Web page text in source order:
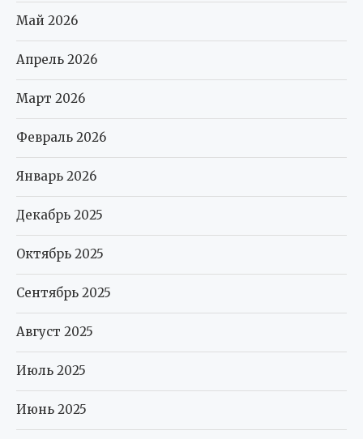
Май 2026
Апрель 2026
Март 2026
Февраль 2026
Январь 2026
Декабрь 2025
Октябрь 2025
Сентябрь 2025
Август 2025
Июль 2025
Июнь 2025